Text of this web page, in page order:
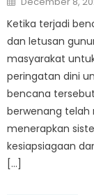
on
Ketika terjadi
dan letusan
masyarakat
peringatan dini
bencana
berwenang
menerapkan
kesiapsiagaan
[…]